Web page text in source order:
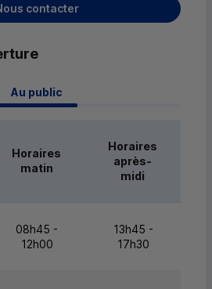
contacter
Au public
Horaires
matin
Horaires
après-
midi
08h45 -
12h00
13h45 -
17h30